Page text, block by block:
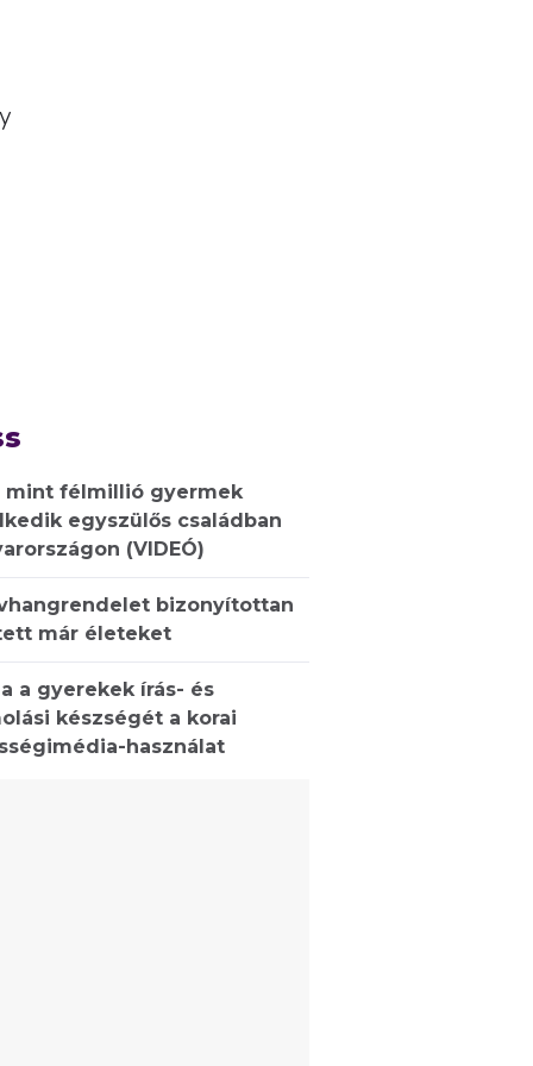
mint félmillió gyermek
egyszülős családban
(VIDEÓ)
bizonyítottan
már életeket
a gyerekek írás- és
készségét a korai
használat